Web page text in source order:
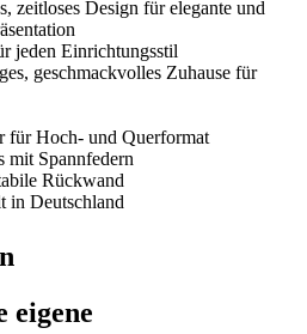
zeitloses Design für elegante und
jeden Einrichtungsstil
geschmackvolles Zuhause für
für Hoch- und Querformat
mit Spannfedern
Rückwand
in Deutschland
eigene